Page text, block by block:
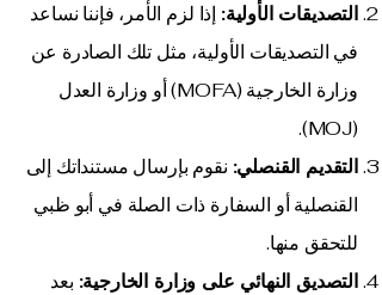
التصديقات الأولية: إذا لزم الأمر، فإننا نساعد
في التصديقات الأولية، مثل تلك الصادرة عن
وزارة الخارجية (MOFA) أو وزارة العدل
(MOJ).
التقديم القنصلي: نقوم بإرسال مستنداتك إلى
القنصلية أو السفارة ذات الصلة في أبو ظبي
للتحقق منها.
التصديق النهائي على وزارة الخارجية: بعد